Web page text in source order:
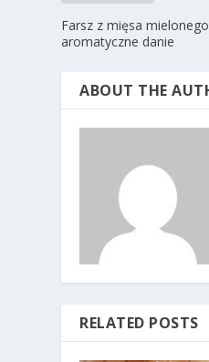
Farsz z mięsa
aromatyczne danie
ABOUT THE
RELATED POSTS